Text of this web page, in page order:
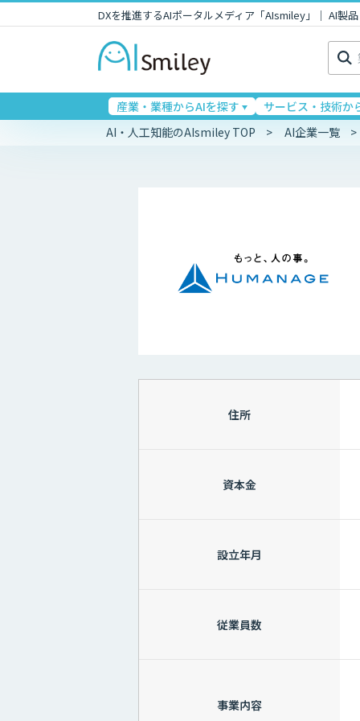
DXを推進するAIポータルメディア「AIsmiley」｜ AI製
検
索:
産業・業種からAIを探す
サービス・技術か
AI・人工知能のAIsmiley TOP
AI企業一覧
住所
資本金
設立年月
従業員数
事業内容